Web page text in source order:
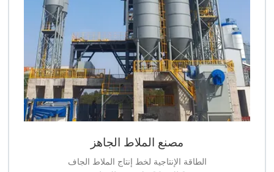
مصنع الملاط الجاهز
الطاقة الإنتاجية لخط إنتاج الملاط الجاف